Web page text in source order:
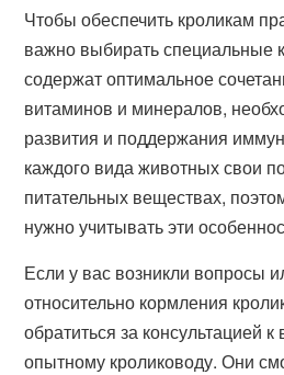
Чтобы обеспечить кроликам
важно выбирать специальные
содержат оптимальное
витаминов и минералов,
развития и поддержания
каждого вида животных свои
питательных веществах,
нужно учитывать эти
Если у вас возникли вопросы
относительно кормления
обратиться за консультацией
опытному кролиководу. Они